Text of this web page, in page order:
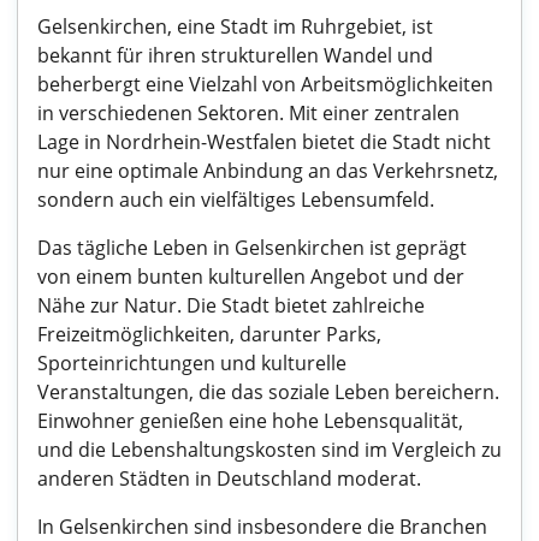
Gelsenkirchen, eine Stadt im Ruhrgebiet, ist
bekannt für ihren strukturellen Wandel und
beherbergt eine Vielzahl von Arbeitsmöglichkeiten
in verschiedenen Sektoren. Mit einer zentralen
Lage in Nordrhein-Westfalen bietet die Stadt nicht
nur eine optimale Anbindung an das Verkehrsnetz,
sondern auch ein vielfältiges Lebensumfeld.
Das tägliche Leben in Gelsenkirchen ist geprägt
von einem bunten kulturellen Angebot und der
Nähe zur Natur. Die Stadt bietet zahlreiche
Freizeitmöglichkeiten, darunter Parks,
Sporteinrichtungen und kulturelle
Veranstaltungen, die das soziale Leben bereichern.
Einwohner genießen eine hohe Lebensqualität,
und die Lebenshaltungskosten sind im Vergleich zu
anderen Städten in Deutschland moderat.
In Gelsenkirchen sind insbesondere die Branchen